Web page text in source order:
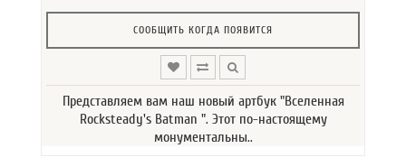
СООБЩИТЬ КОГДА ПОЯВИТСЯ
Представляем вам наш новый артбук "Вселенная
Rocksteady's Batman ". Этот по-настоящему
монументальны..